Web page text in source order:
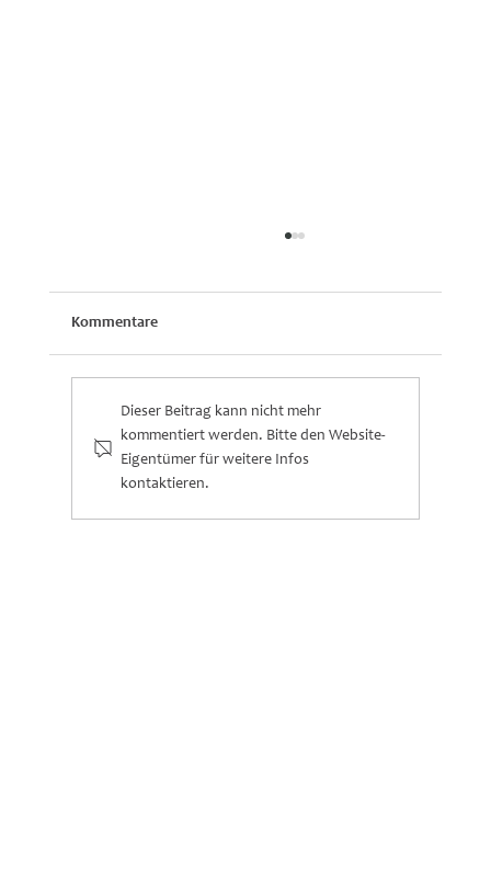
Feinmotorische Meilensteine bei Kindern
(0–6 Jahre)
Kommentare
Dieser Beitrag kann nicht mehr
kommentiert werden. Bitte den Website-
Eigentümer für weitere Infos
kontaktieren.